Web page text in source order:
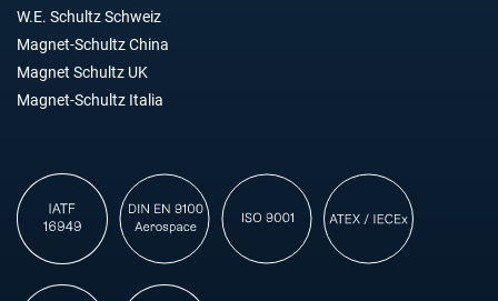
W.E. Schultz Schweiz
Magnet-Schultz China
Magnet Schultz UK
Magnet-Schultz Italia